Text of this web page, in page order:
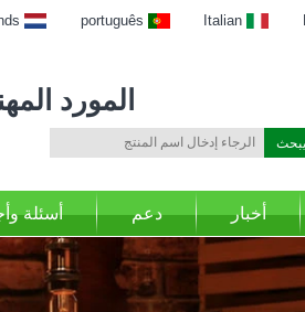
Italian
português
المورد
أخبار دعم أسئلة